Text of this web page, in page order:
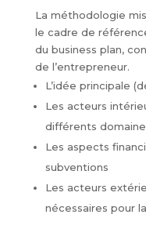
La méthodologie
le cadre de
du business plan,
de l’entrepreneur.
L’idée principale
Les acteurs
différents
Les aspects
subventions
Les acteurs
nécessaires pour